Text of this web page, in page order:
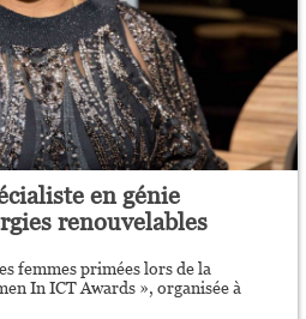
en génie
renouvelables
femmes primées lors de la
In ICT Awards », organisée à